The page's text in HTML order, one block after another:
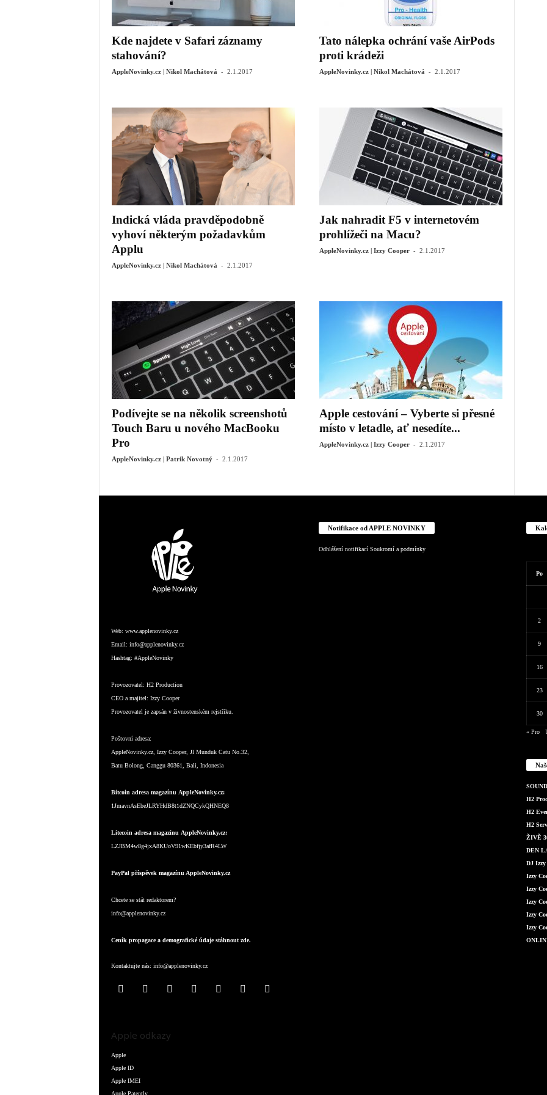
Kde najdete v Safari záznamy
stahování?
AppleNovinky.cz | Nikol Machátová - 2.1.2017
Tato nálepka ochrání vaše AirPods
proti krádeži
AppleNovinky.cz | Nikol Machátová - 2.1.2017
Indická vláda pravděpodobně
vyhoví některým požadavkům
Applu
AppleNovinky.cz | Nikol Machátová - 2.1.2017
Jak nahradit F5 v internetovém
prohlížeči na Macu?
AppleNovinky.cz | Izzy Cooper - 2.1.2017
Podívejte se na několik screenshotů
Touch Baru u nového MacBooku
Pro
AppleNovinky.cz | Patrik Novotný - 2.1.2017
Apple cestování – Vyberte si přesné
místo v letadle, ať nesedíte...
AppleNovinky.cz | Izzy Cooper - 2.1.2017
Web: www.applenovinky.cz
Email: info@applenovinky.cz
Hashtag: #AppleNovinky
Provozovatel: H2 Production
CEO a majitel: Izzy Cooper
Provozovatel je zapsán v živnostenském rejstříku.
Poštovní adresa:
AppleNovinky.cz, Izzy Cooper, Jl Munduk Catu No.32,
Batu Bolong, Canggu 80361, Bali, Indonesia
Bitcoin adresa magazínu AppleNovinky.cz:
1JmavnAsEbeJLRYHdB8t1dZNQCykQHNEQ8
Litecoin adresa magazínu AppleNovinky.cz:
LZJBM4w8g4jxA8KUoV91wKEbfjy3afR4LW
PayPal příspěvek magazínu AppleNovinky.cz
Chcete se stát redaktorem?
info@applenovinky.cz
Ceník propagace a demografické údaje stáhnout zde.
Kontaktujte nás: info@applenovinky.cz
Apple odkazy
Apple
Apple ID
Apple IMEI
Apple Patently
Notifikace od APPLE NOVINKY
Odhlášení notifikací Soukromí a podmínky
Po
2
9
16
23
30
« Pro
H2
H2
H2
ŽIVĚ
DEN
DJ Izzy
Izzy
Izzy
Izzy
Izzy
Izzy